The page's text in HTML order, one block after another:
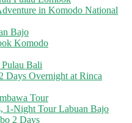
in Komodo National
Bajo
Komodo
Pulau Bali
Days Overnight at Rinca
Tour
1-Night Tour Labuan Bajo
2 Days